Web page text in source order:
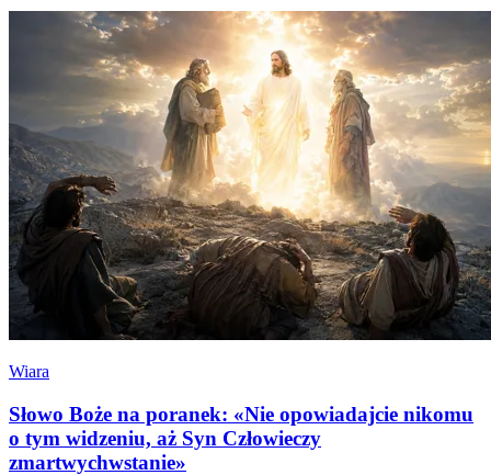
Wiara
Słowo Boże na poranek: «Nie opowiadajcie nikomu
o tym widzeniu, aż Syn Człowieczy
zmartwychwstanie»